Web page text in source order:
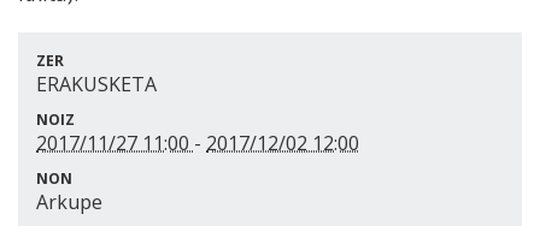
ZER
ERAKUSKETA
NOIZ
2017/11/27 11:00 - 2017/12/02 12:00
NON
Arkupe